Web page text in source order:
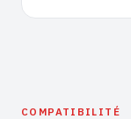
COMPATIBILITÉ